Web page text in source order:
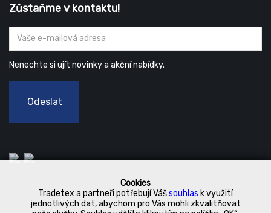
Cookies
Tradetex a partneři potřebují Vášsouhlas k využití
jednotlivých dat, abychom pro Vás mohli zkvalitňovat
Zůstaňme v kontaktu!
Nenechte si ujít novinky a akční nabídky.
Odeslat